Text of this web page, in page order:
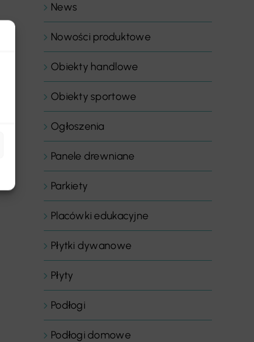
News
Nowości produktowe
Obiekty handlowe
Obiekty sportowe
Ogłoszenia
Panele drewniane
Parkiety
Placówki edukacyjne
Płytki dywanowe
Płyty
Podłogi
Podłogi domowe